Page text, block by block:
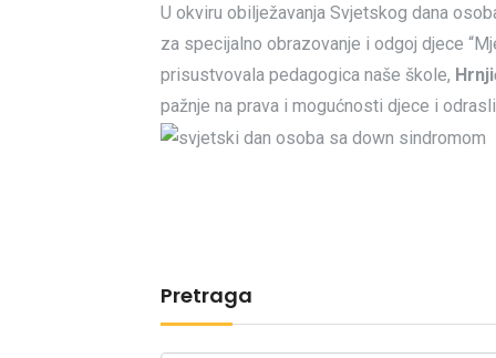
U okviru obilježavanja Svjetskog dana
za specijalno obrazovanje i odgoj djece
prisustvovala pedagogica naše škole,
pažnje na prava i mogućnosti djece i
Pretraga